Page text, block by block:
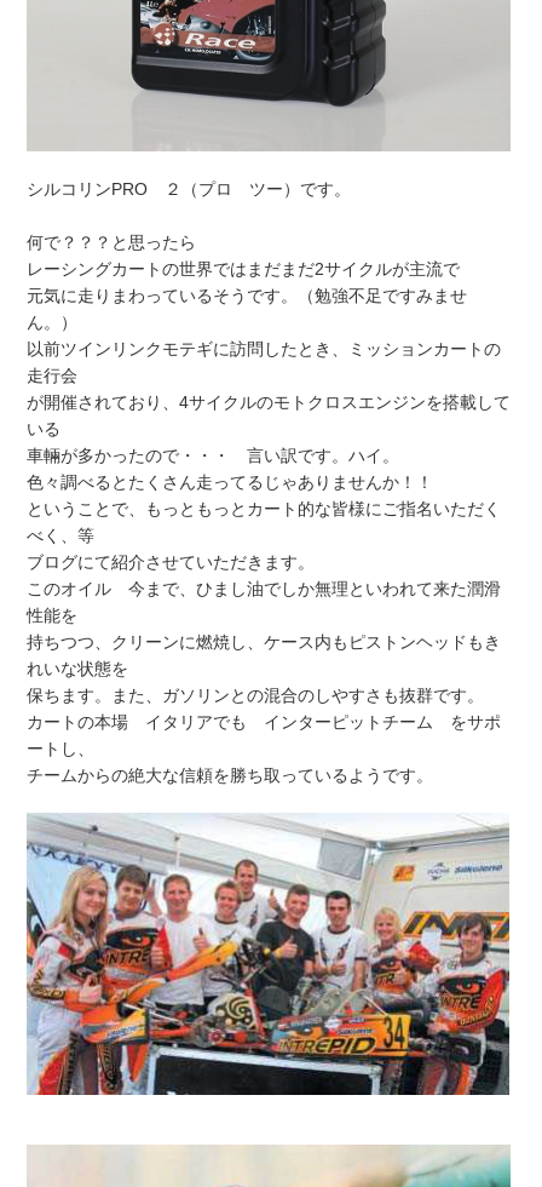
シルコリンPRO ２（プロ ツー）です。
何で？？？と思ったら
レーシングカートの世界ではまだまだ2サイクルが主流で
元気に走りまわっているそうです。（勉強不足ですみませ
ん。）
以前ツインリンクモテギに訪問したとき、ミッションカートの
走行会
が開催されており、4サイクルのモトクロスエンジンを搭載して
いる
車輛が多かったので・・・ 言い訳です。ハイ。
色々調べるとたくさん走ってるじゃありませんか！！
ということで、もっともっとカート的な皆様にご指名いただく
べく、等
ブログにて紹介させていただきます。
このオイル 今まで、ひまし油でしか無理といわれて来た潤滑
性能を
持ちつつ、クリーンに燃焼し、ケース内もピストンヘッドもき
れいな状態を
保ちます。また、ガソリンとの混合のしやすさも抜群です。
カートの本場 イタリアでも インターピットチーム をサポ
ートし、
チームからの絶大な信頼を勝ち取っているようです。